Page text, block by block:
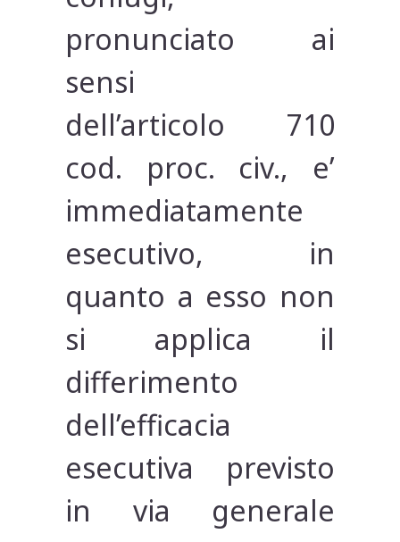
pronunciato ai
sensi
dell’articolo 710
cod. proc. civ., e’
immediatamente
esecutivo, in
quanto a esso non
si applica il
differimento
dell’efficacia
esecutiva previsto
in via generale